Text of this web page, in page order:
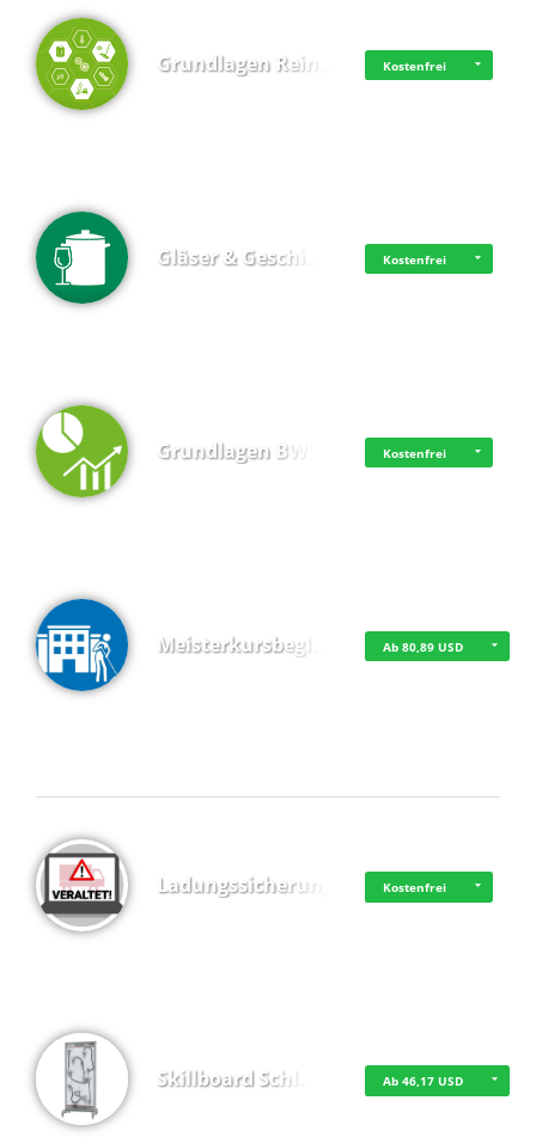
Grundlagen Rein… Kostenfrei
Gläser & Geschi… Kostenfrei
Grundlagen BWL Kostenfrei
Meisterkursbegl… Ab 80,89 USD
Ladungssicherung Kostenfrei
Skillboard Schl… Ab 46,17 USD